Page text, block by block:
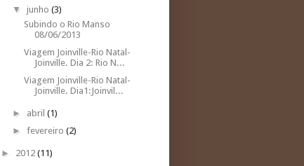
▼ junho (3)
Subindo o Rio Manso
08/06/2013
Viagem Joinville-Rio Natal-
Joinville. Dia 2: Rio N...
Viagem Joinville-Rio Natal-
Joinville. Dia1:Joinvil...
► abril (1)
► fevereiro (2)
► 2012 (11)